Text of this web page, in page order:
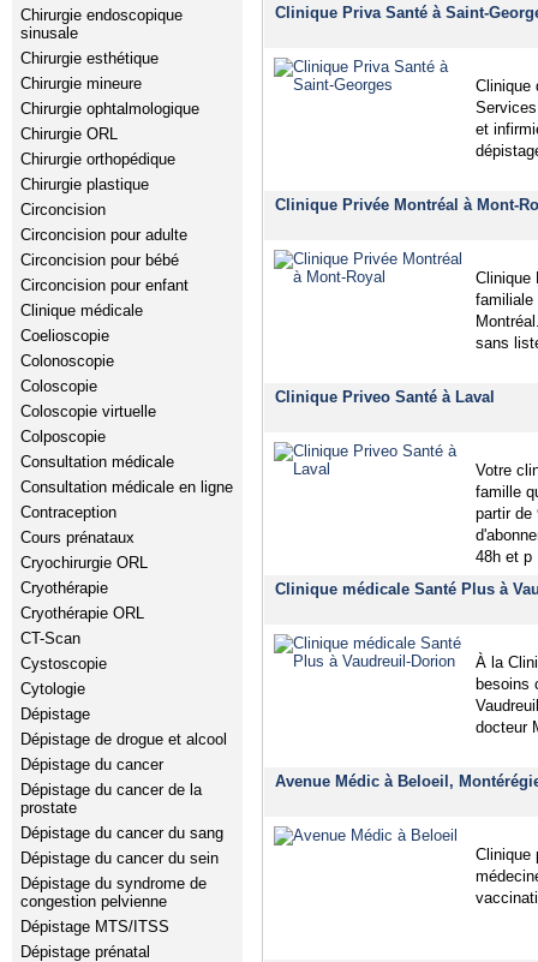
Chirurgie endoscopique
sinusale
Chirurgie esthétique
Chirurgie mineure
Chirurgie ophtalmologique
Chirurgie ORL
Chirurgie orthopédique
Chirurgie plastique
Circoncision
Circoncision pour adulte
Circoncision pour bébé
Circoncision pour enfant
Clinique médicale
Coelioscopie
Colonoscopie
Coloscopie
Coloscopie virtuelle
Colposcopie
Consultation médicale
Consultation médicale en ligne
Contraception
Cours prénataux
Cryochirurgie ORL
Cryothérapie
Cryothérapie ORL
CT-Scan
Cystoscopie
Cytologie
Dépistage
Dépistage de drogue et alcool
Dépistage du cancer
Dépistage du cancer de la
prostate
Dépistage du cancer du sang
Dépistage du cancer du sein
Dépistage du syndrome de
congestion pelvienne
Dépistage MTS/ITSS
Dépistage prénatal
Clinique Priva Santé à Saint-
Clinique
et
Clinique Privée Montréal à Mont-
Clinique
familiale
sans
Clinique Priveo Santé à Laval
Votre
famille
partir de
48h et p
Clinique médicale Santé Plus à
À la
besoins
docteur
Avenue Médic à Beloeil,
Clinique